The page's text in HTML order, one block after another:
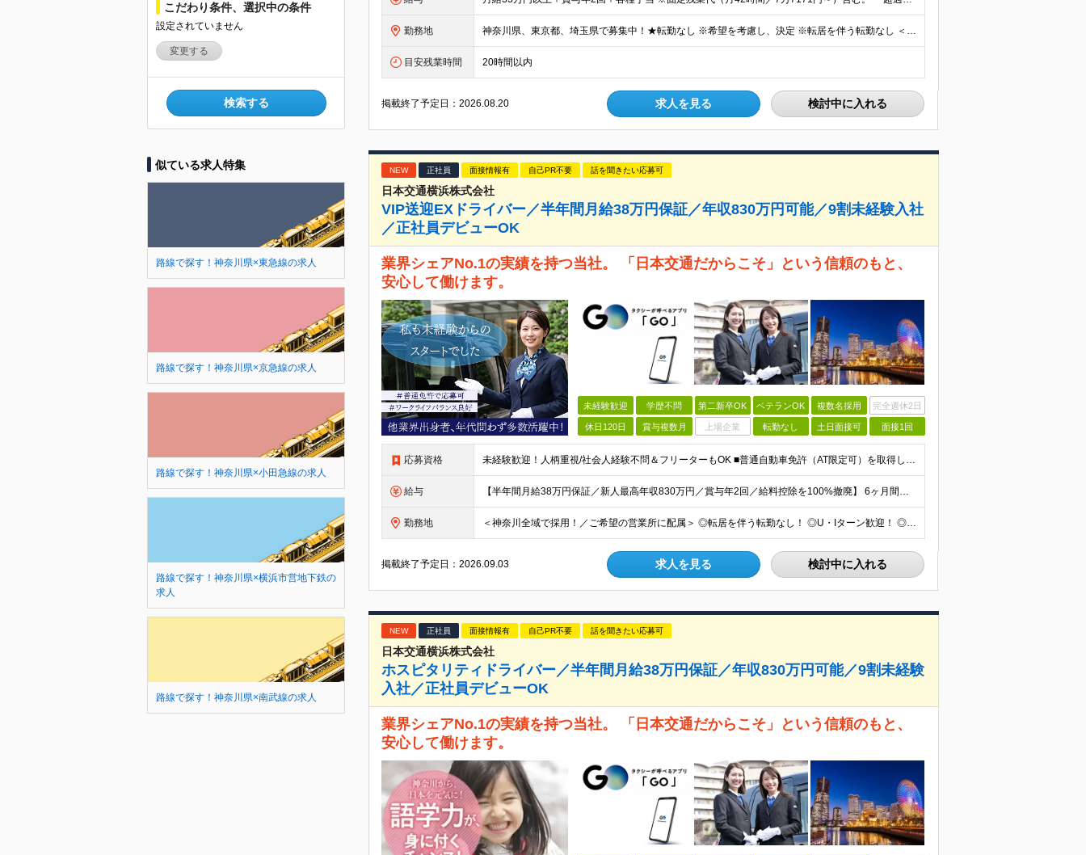
こだわり条件、選択中の条件
設定されていません
変更する
検索する
似ている求人特集
路線で探す！神奈川県×東急線の求人
路線で探す！神奈川県×京急線の求人
路線で探す！神奈川県×小田急線の求人
路線で探す！神奈川県×横浜市営地下鉄の
求人
路線で探す！神奈川県×南武線の求人
勤務地 神奈川県、東京都、埼玉県で募集中！★転勤なし ※希望を考慮し、決定 ※転居を伴う転勤なし ＜神奈川＞ ■横浜本社：横浜市西区久保町27-19 ■港南営業所：横浜市港南区日野中央1-15-2 ■平塚営
目安残業時間 20時間以内
掲載終了予定日：2026.08.20 求人を見る 検討中に入れる
NEW 正社員 面接情報有 自己PR不要 話を聞きたい応募可
日本交通横浜株式会社
VIP送迎EXドライバー／半年間月給38万円保証／年収830万円可能／9割未経験入社
／正社員デビューOK
業界シェアNo.1の実績を持つ当社。 「日本交通だからこそ」という信頼のもと、
安心して働けます。
未経験歓迎 学歴不問 第二新卒OK ベテランOK 複数名採用 完全週休2日
休日120日 賞与複数月 上場企業 転勤なし 土日面接可 面接1回
応募資格 未経験歓迎！人柄重視/社会人経験不問＆フリーターもOK ■普通自動車免許（AT限定可）を取得して1年以上経過している方 ※前職・学歴・ブランク・転職回数などは一切不問です。 <2種免許取得代は全額
給与 【半年間月給38万円保証／新人最高年収830万円／賞与年2回／給料控除を100%撤廃】 6ヶ月間、月給38万円保証＋歩合給＋賞与年2回（川崎／保土ヶ谷／戸塚） ◆保証額を超える売上時は上乗せした給与
勤務地 ＜神奈川全域で採用！／ご希望の営業所に配属＞ ◎転居を伴う転勤なし！ ◎U・Iターン歓迎！ ◎マイカー通勤OK（駐車場完備） 神奈川全域に6拠点（★希望の営業所に配属） ■本社：横浜市戸塚区名瀬町1
掲載終了予定日：2026.09.03 求人を見る 検討中に入れる
NEW 正社員 面接情報有 自己PR不要 話を聞きたい応募可
日本交通横浜株式会社
ホスピタリティドライバー／半年間月給38万円保証／年収830万円可能／9割未経験
入社／正社員デビューOK
業界シェアNo.1の実績を持つ当社。 「日本交通だからこそ」という信頼のもと、
安心して働けます。